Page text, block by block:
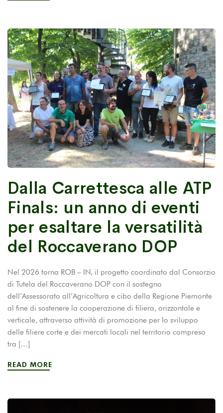
Dalla Carrettesca alle ATP
Finals: un anno di eventi
per esaltare la versatilità
del Roccaverano DOP
Nel 2026 torna ROB – IN, il progetto coordinato dal Consorzio
di Tutela del Roccaverano DOP con il sostegno
dell’Assessorato all’Agricoltura e cibo della Regione Piemonte
al fine di sostenere la cooperazione di filiera, orizzontale e
verticale, attraverso attività di promozione per lo sviluppo
delle filiere corte e dei mercati locali nel territorio compreso
tra […]
READ MORE